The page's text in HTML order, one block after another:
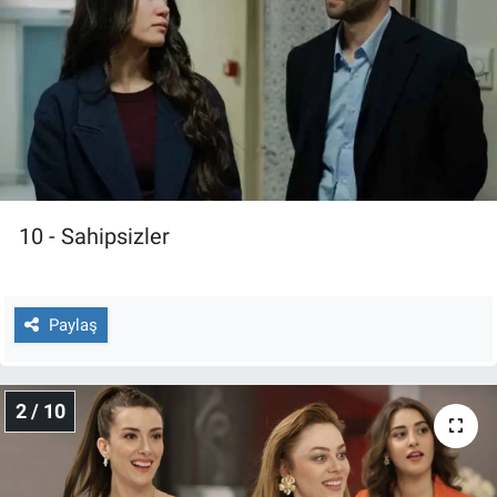
10 - Sahipsizler
Paylaş
2 / 10
Gündem Özel
Günün görüntüsü
Haber
İlan
Koronavirüs
Kültür Sanat
Ne demişti